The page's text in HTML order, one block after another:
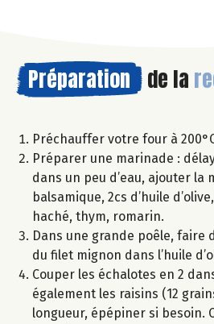
Préparation de la
Préchauffer votre four à
Préparer une marinade :
dans un peu d’eau, ajouter la
balsamique, 2cs d’huile
haché, thym, romarin.
Dans une grande poêle, faire
du filet mignon dans l’huile
Couper les échalotes en 2
également les raisins (12
longueur, épépiner si besoin.